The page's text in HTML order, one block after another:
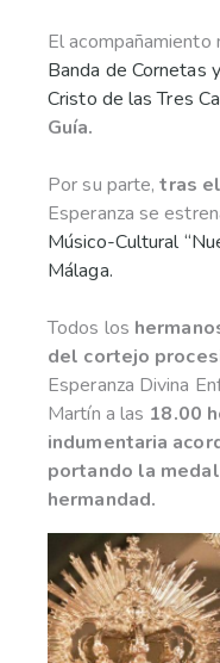
El acompañamiento
Banda de Cornetas
Cristo de las Tres
Guía.
Por su parte,tras
Esperanza se
Músico-Cultural
Málaga.
Todos los
del cortejo
Esperanza Divina
Martín a las 18.00
indumentaria
portando la
hermandad.